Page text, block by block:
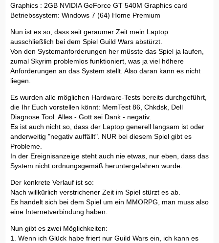
Graphics : 2GB NVIDIA GeForce GT 540M Graphics card
Betriebssystem: Windows 7 (64) Home Premium
Nun ist es so, dass seit geraumer Zeit mein Laptop
ausschließlich bei dem Spiel Guild Wars abstürzt.
Von den Systemanforderungen her müsste das Spiel ja laufen,
zumal Skyrim problemlos funktioniert, was ja viel höhere
Anforderungen an das System stellt. Also daran kann es nicht
liegen.
Es wurden alle möglichen Hardware-Tests bereits durchgeführt,
die Ihr Euch vorstellen könnt: MemTest 86, Chkdsk, Dell
Diagnose Tool. Alles - Gott sei Dank - negativ.
Es ist auch nicht so, dass der Laptop generell langsam ist oder
anderweitig "negativ auffällt". NUR bei diesem Spiel gibt es
Probleme.
In der Ereignisanzeige steht auch nie etwas, nur eben, dass das
System nicht ordnungsgemäß heruntergefahren wurde.
Der konkrete Verlauf ist so:
Nach willkürlich verstrichener Zeit im Spiel stürzt es ab.
Es handelt sich bei dem Spiel um ein MMORPG, man muss also
eine Internetverbindung haben.
Nun gibt es zwei Möglichkeiten:
1. Wenn ich Glück habe friert nur Guild Wars ein, ich kann es